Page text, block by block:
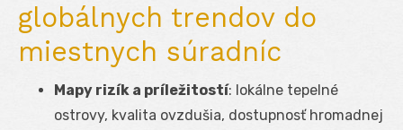
globálnych trendov do
miestnych súradníc
Mapy rizík a príležitostí: lokálne tepelné
ostrovy, kvalita ovzdušia, dostupnosť hromadnej